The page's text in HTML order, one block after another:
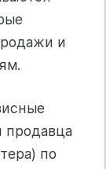
и
продавца
по